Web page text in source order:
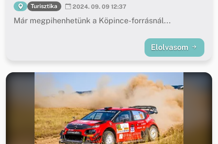
Turisztika 2024. 09. 09 12:37
Már megpihenhetünk a Köpince-forrásnál...
Elolvasom